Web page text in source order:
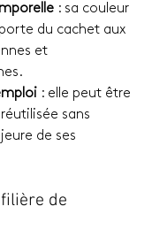
: sa couleur
du cachet aux
et
: elle peut être
sans
de ses
de